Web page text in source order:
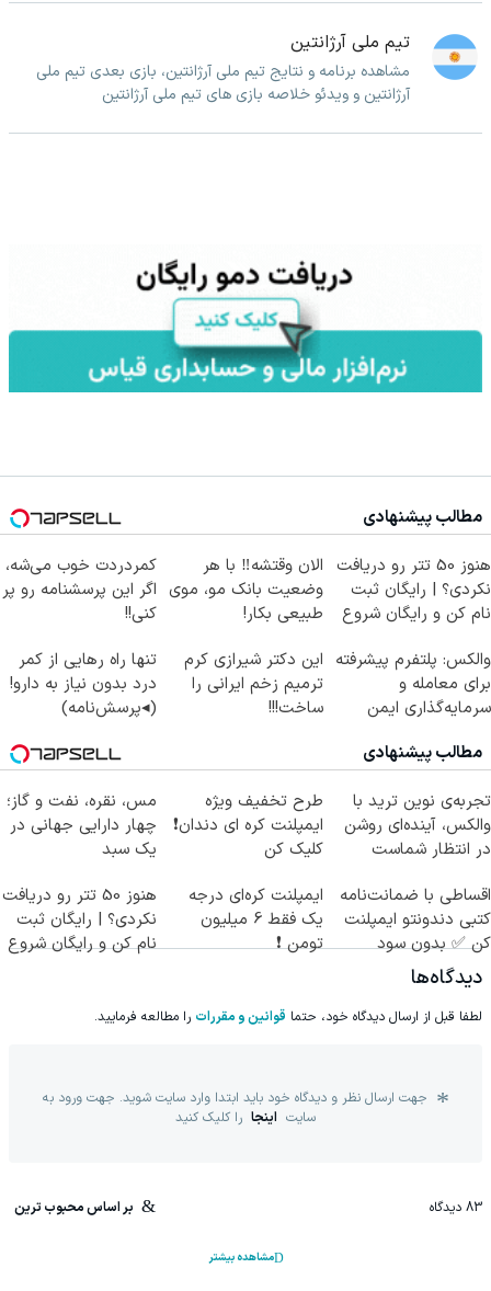
تیم ملی آرژانتین
مشاهده برنامه و نتایج تیم ملی آرژانتین، بازی بعدی تیم ملی
آرژانتین و ویدئو خلاصه بازی های تیم ملی آرژانتین
مطالب پیشنهادی
هنوز 50 تتر رو دریافت
نکردی؟ | رایگان ثبت
نام کن و رایگان شروع
الان وقتشه‼️ با هر
وضعیت بانک مو، موی
طبیعی بکار!
کمردردت خوب می‌شه،
اگر این پرسشنامه رو پر
کنی!!
والکس: پلتفرم پیشرفته
برای معامله و
سرمایه‌گذاری ایمن
این دکتر شیرازی کرم
ترمیم زخم ایرانی را
ساخت!!!
تنها راه رهایی از کمر
درد بدون نیاز به دارو!
(◂پرسش‌نامه)
مطالب پیشنهادی
تجربه‌ی نوین ترید با
والکس، آینده‌ای روشن
در انتظار شماست
طرح تخفیف ویژه
ایمپلنت کره ای دندان❗
کلیک کن
مس، نقره، نفت و گاز؛
چهار دارایی جهانی در
یک سبد
اقساطی با ضمانت‌نامه
کتبی دندونتو ایمپلنت
کن ✅ بدون سود
ایمپلنت کره‌ای درجه
یک فقط 6 میلیون
تومن ❗
هنوز 50 تتر رو دریافت
نکردی؟ | رایگان ثبت
نام کن و رایگان شروع
دیدگاه‌ها
لطفا قبل از ارسال دیدگاه خود، حتما قوانین و مقررات را مطالعه فرمایید.
جهت ارسال نظر و دیدگاه خود باید ابتدا وارد سایت شوید. جهت ورود به
سایت اینجا را کلیک کنید
83 دیدگاه بر اساس محبوب ترین
مشاهده بیشتر